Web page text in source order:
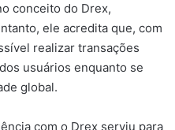
conceito do Drex,
ele acredita que, com
realizar transações
usuários enquanto se
global.
com o Drex serviu para